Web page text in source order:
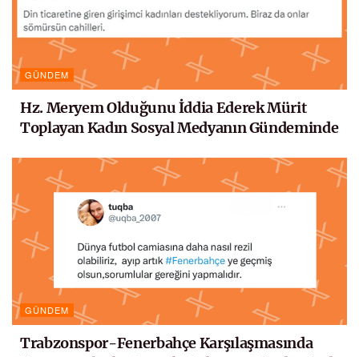
GÜNDEM
Hz. Meryem Olduğunu İddia Ederek Mürit
Toplayan Kadın Sosyal Medyanın Gündeminde
GÜNDEM
Trabzonspor-Fenerbahçe Karşılaşmasında